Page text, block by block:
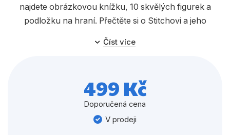
Počítače
Populárně - naučná pro dospělé
Příroda a zahrada
najdete obrázkovou knížku, 10 skvělých figurek a
podložku na hraní. Přečtěte si o Stitchovi a jeho
vlastní dobrodružství o rošťákovi s dobrým srdcem,
Číst více
499 Kč
Doporučená cena
V prodeji